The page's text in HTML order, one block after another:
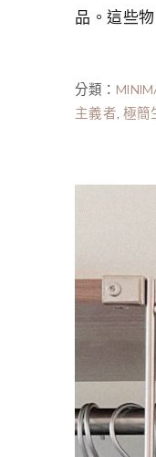
品。這些
分類：
主義者, 極簡